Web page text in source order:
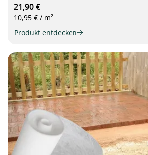
21,90 €
10,95 € / m²
Produkt entdecken